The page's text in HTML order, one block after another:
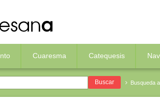
Cuaresma Catequesis
Busqueda